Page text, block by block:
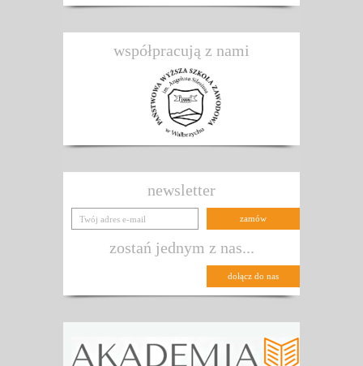
współpracują z nami
newsletter
zostań jednym z nas...